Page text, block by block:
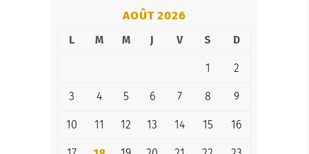
AOÛT 2026
L M M J V S D
1 2
3 4 5 6 7 8 9
10 11 12 13 14 15 16